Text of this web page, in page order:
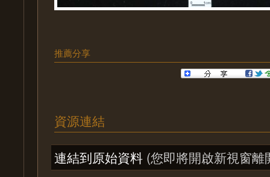
推薦分享
資源連結
連結到原始資料 (您即將開啟新視窗離